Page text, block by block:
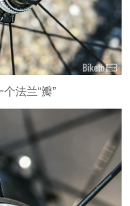
法兰“瓣”